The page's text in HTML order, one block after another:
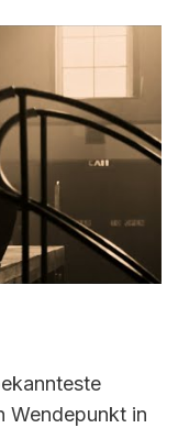
Wendepunkt in